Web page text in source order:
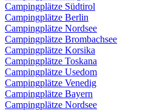
Campingplätze Südtirol
Campingplätze Berlin
Campingplätze Nordsee
Campingplätze Brombachsee
Campingplätze Korsika
Campingplätze Toskana
Campingplätze Usedom
Campingplätze Venedig
Campingplätze Bayern
Campingplätze Nordsee